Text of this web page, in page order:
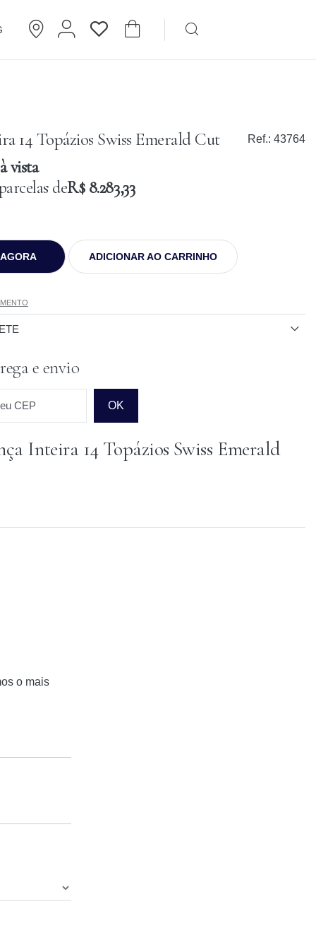
14 Topázios Swiss Emerald Cut Ref.: 43764
vista
deR$ 8.283,33
ADICIONAR AO CARRINHO
e envio
CEP OK
para o CEP
Inteira 14 Topázios Swiss Emerald
o mais